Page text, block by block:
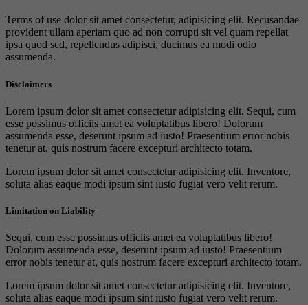
Terms of use dolor sit amet consectetur, adipisicing elit. Recusandae
provident ullam aperiam quo ad non corrupti sit vel quam repellat
ipsa quod sed, repellendus adipisci, ducimus ea modi odio
assumenda.
Disclaimers
Lorem ipsum dolor sit amet consectetur adipisicing elit. Sequi, cum
esse possimus officiis amet ea voluptatibus libero! Dolorum
assumenda esse, deserunt ipsum ad iusto! Praesentium error nobis
tenetur at, quis nostrum facere excepturi architecto totam.
Lorem ipsum dolor sit amet consectetur adipisicing elit. Inventore,
soluta alias eaque modi ipsum sint iusto fugiat vero velit rerum.
Limitation on Liability
Sequi, cum esse possimus officiis amet ea voluptatibus libero!
Dolorum assumenda esse, deserunt ipsum ad iusto! Praesentium
error nobis tenetur at, quis nostrum facere excepturi architecto totam.
Lorem ipsum dolor sit amet consectetur adipisicing elit. Inventore,
soluta alias eaque modi ipsum sint iusto fugiat vero velit rerum.